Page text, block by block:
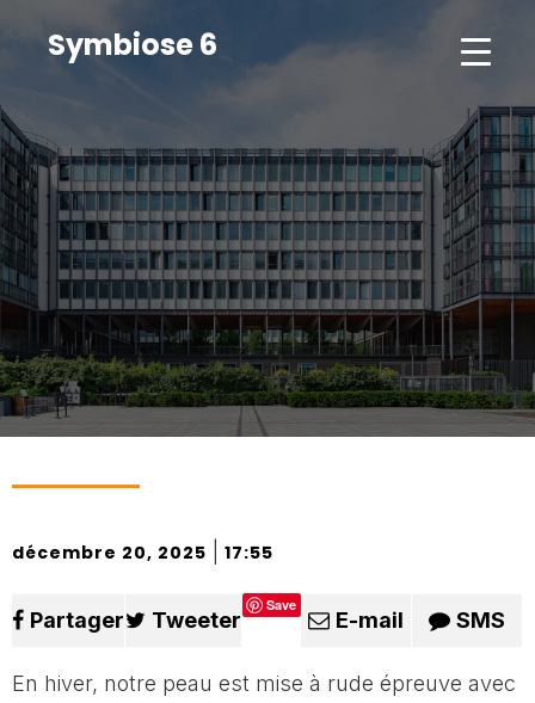
Symbiose 6
décembre 20, 2025 17:55
Partager Tweeter
Save
E-mail SMS
En hiver, notre peau est mise à rude épreuve avec